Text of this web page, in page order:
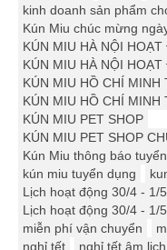
kinh doanh sản phẩm
Kún Miu chúc mừng
KÚN MIU HÀ NỘI HOẠT
KÚN MIU HÀ NỘI
KÚN MIU HỒ CHÍ MINH
KÚN MIU HỒ CHÍ MINH
KÚN MIU PET SHOP
KÚN MIU PET SHOP
Kún Miu thông báo
kún miu tuyển dụng
Lịch hoạt động 30/4 - 1/
Lịch hoạt động 30/4 - 1/
miễn phí vận chuyển
nghỉ tết
nghỉ tết âm lịch